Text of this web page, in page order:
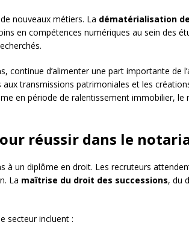
nouveaux métiers. La dématérialisation
en compétences numériques au sein des
continue d’alimenter une part importante de
aux transmissions patrimoniales et les
en période de ralentissement immobilier,
réussir dans le
à un diplôme en droit. Les recruteurs
La maîtrise du droit des successions, du
secteur incluent :